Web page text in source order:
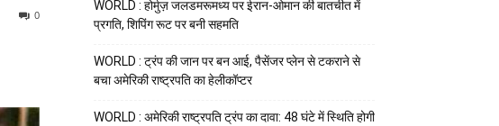
0
WORLD : होर्मुज़ जलडमरूमध्य पर ईरान-ओमान की बातचीत में
प्रगति, शिपिंग रूट पर बनी सहमति
WORLD : ट्रंप की जान पर बन आई, पैसेंजर प्लेन से टकराने से
बचा अमेरिकी राष्ट्रपति का हेलीकॉप्टर
WORLD : अमेरिकी राष्ट्रपति ट्रंप का दावा: 48 घंटे में स्थिति होगी